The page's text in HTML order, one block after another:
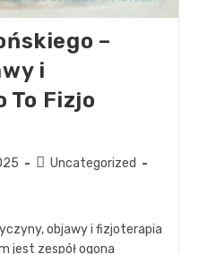
–
i
To Fizjo
Uncategorized
objawy i fizjoterapia
jest zespół ogona